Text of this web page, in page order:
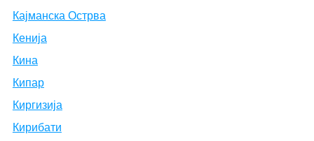
Кајманска Острва
Кенија
Кина
Кипар
Киргизија
Кирибати